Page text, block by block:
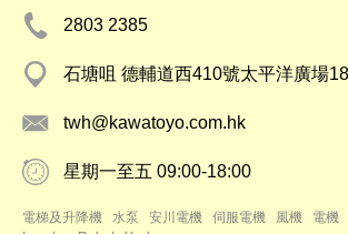
2803 2385
石塘咀 德輔道西410號太平洋廣場
twh@kawatoyo.com.hk
星期一至五 09:00-18:00
電梯及升降機 水泵 安川電機 伺服電機 風機 電機